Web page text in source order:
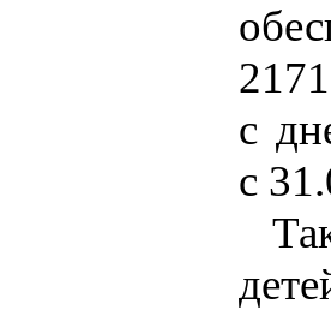
с
с